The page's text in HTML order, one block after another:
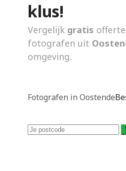
klus!
Vergelijk gratis
fotografen uit
omgeving.
Fotografen in Oostende